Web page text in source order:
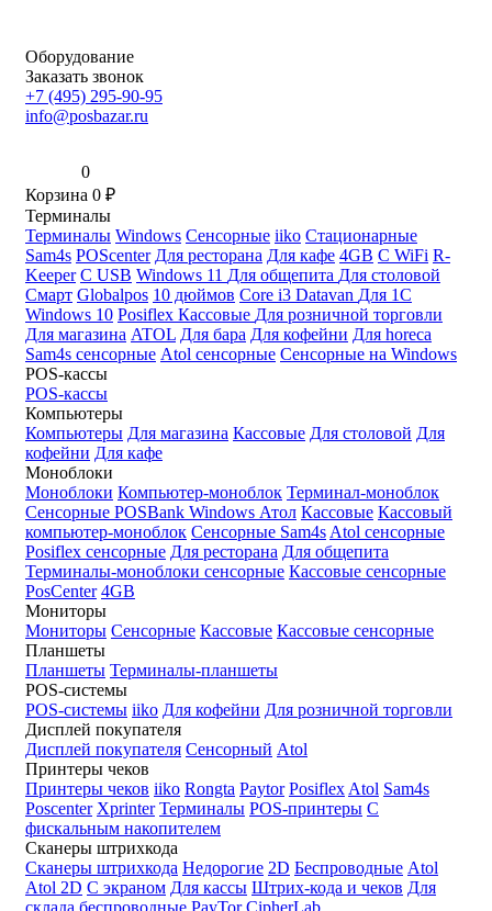
Оборудование
Заказать звонок
+7 (495) 295-90-95
info@posbazar.ru
0
Корзина 0 ₽
Терминалы
Терминалы Windows Сенсорные iiko Стационарные
Sam4s POScenter Для ресторана Для кафе 4GB С WiFi R-
Keeper С USB Windows 11 Для общепита Для столовой
Смарт Globalpos 10 дюймов Core i3 Datavan Для 1С
Windows 10 Posiflex Кассовые Для розничной торговли
Для магазина ATOL Для бара Для кофейни Для horeca
Sam4s сенсорные Atol сенсорные Сенсорные на Windows
POS-кассы
POS-кассы
Компьютеры
Компьютеры Для магазина Кассовые Для столовой Для
кофейни Для кафе
Моноблоки
Моноблоки Компьютер-моноблок Терминал-моноблок
Сенсорные POSBank Windows Атол Кассовые Кассовый
компьютер-моноблок Сенсорные Sam4s Atol сенсорные
Posiflex сенсорные Для ресторана Для общепита
Терминалы-моноблоки сенсорные Кассовые сенсорные
PosCenter 4GB
Мониторы
Мониторы Сенсорные Кассовые Кассовые сенсорные
Планшеты
Планшеты Терминалы-планшеты
POS-системы
POS-системы iiko Для кофейни Для розничной торговли
Дисплей покупателя
Дисплей покупателя Сенсорный Atol
Принтеры чеков
Принтеры чеков iiko Rongta Paytor Posiflex Atol Sam4s
Poscenter Xprinter Терминалы POS-принтеры С
фискальным накопителем
Сканеры штрихкода
Сканеры штрихкода Недорогие 2D Беспроводные Atol
Atol 2D С экраном Для кассы Штрих-кода и чеков Для
склада беспроводные PayTor CipherLab